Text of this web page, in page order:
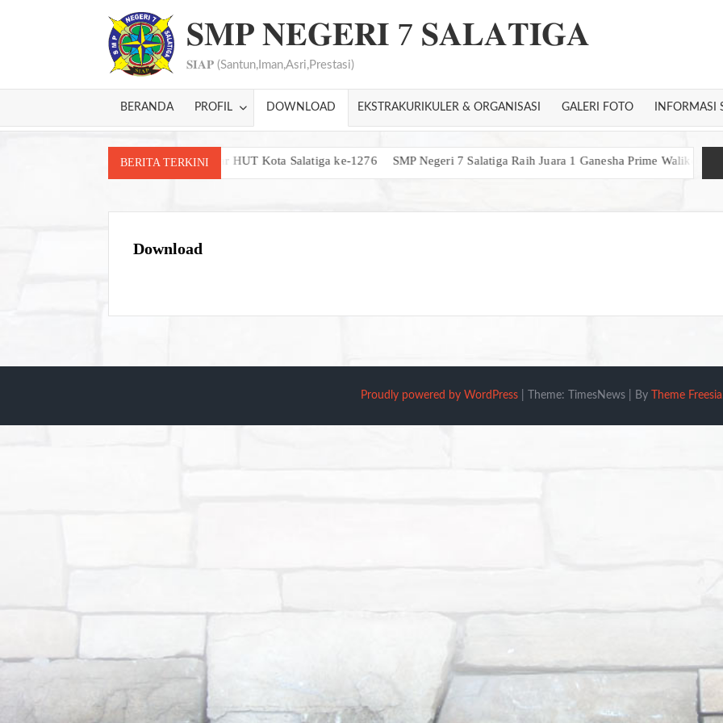
𝐒𝐌𝐏 𝐍𝐄𝐆𝐄𝐑𝐈 7 𝐒𝐀𝐋𝐀𝐓𝐈𝐆𝐀
𝐒𝐈𝐀𝐏 (Santun,Iman,Asri,Prestasi)
BERANDA PROFIL DOWNLOAD EKSTRAKURIKULER & ORGANISASI GALERI FOTO INFORMASI
BERITA TERKINI
dalam Festival Seni dan Bazar HUT Kota Salatiga ke-1276 SMP Negeri 7 Salatiga Raih Juara 1 Ganesha Prime Walikota Cup
Download
Proudly powered by WordPress Theme: TimesNews By Theme Freesia